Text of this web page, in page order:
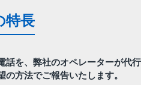
特長
を、弊社のオペレーターが代
方法でご報告いたします。